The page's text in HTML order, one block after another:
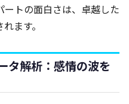
トの面白さは、卓越した
ます。
タ解析：感情の波を